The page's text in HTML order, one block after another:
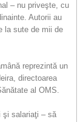
– nu priveşte, cu
Autorii au
la sute de mii de
reprezintă un
directoarea
al OMS.
şi salariaţi – să